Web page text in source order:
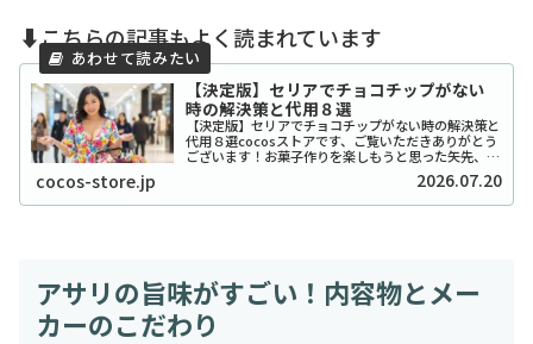
⬇️こちらの記事もよく読まれています
【決定版】セリアでチョコチップがない
時の解決策と代用８選
【決定版】セリアでチョコチップがない時の解決策と
代用８選cocosストアです、ご覧いただきありがとう
ございます！お菓子作りを楽しもうと思った矢先、セ
リアでチョコチップが「ない！」と困ったことはあり
ませんか？実は私も、クッキーを焼こうとした日...
cocos-store.jp 2026.07.20
アサリの旨味がすごい！内容物とメー
カーのこだわり